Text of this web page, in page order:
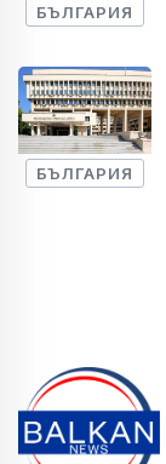
БЪЛГАРИЯ
БЪЛГАРИЯ